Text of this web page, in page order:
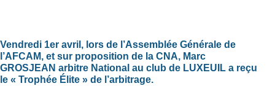
Vendredi 1er avril, lors de l’Assemblée Générale de
l’AFCAM, et sur proposition de la CNA, Marc
GROSJEAN arbitre National au club de LUXEUIL a reçu
le « Trophée Élite » de l’arbitrage.